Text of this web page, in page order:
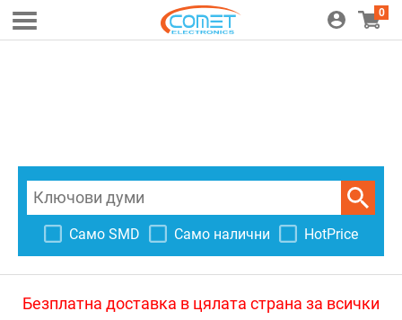
0
Само SMD Само налични HotPrice
Безплатна доставка в цялата страна за всички